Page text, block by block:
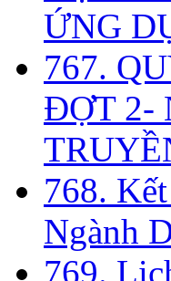
ỨNG
767.
ĐỢT 2-
768.
Ngành
769.